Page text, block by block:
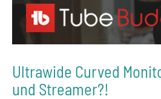
Ultrawide Curved
und Streamer?!